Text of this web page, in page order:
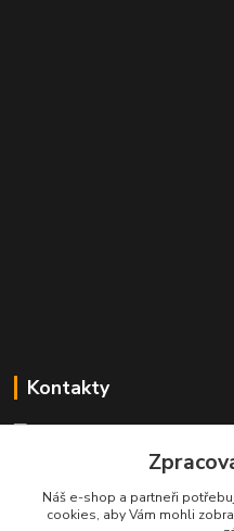
Kontakty
+420 725
info@rajklubicek.cz
Náš e-shop a partneři
cookies, aby Vám mohli